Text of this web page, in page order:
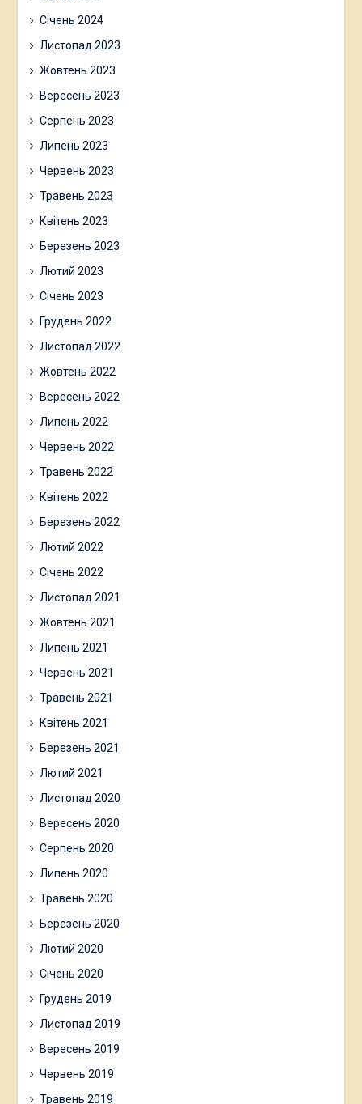
Січень 2024
Листопад 2023
Жовтень 2023
Вересень 2023
Серпень 2023
Липень 2023
Червень 2023
Травень 2023
Квітень 2023
Березень 2023
Лютий 2023
Січень 2023
Грудень 2022
Листопад 2022
Жовтень 2022
Вересень 2022
Липень 2022
Червень 2022
Травень 2022
Квітень 2022
Березень 2022
Лютий 2022
Січень 2022
Листопад 2021
Жовтень 2021
Липень 2021
Червень 2021
Травень 2021
Квітень 2021
Березень 2021
Лютий 2021
Листопад 2020
Вересень 2020
Серпень 2020
Липень 2020
Травень 2020
Березень 2020
Лютий 2020
Січень 2020
Грудень 2019
Листопад 2019
Вересень 2019
Червень 2019
Травень 2019